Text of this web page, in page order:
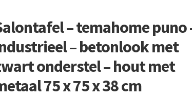
– temahome puno
– betonlook met
onderstel – hout met
75 x 75 x 38 cm